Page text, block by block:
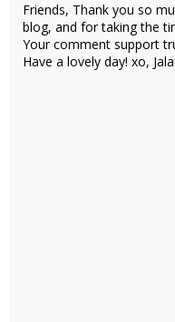
Friends, Thank you so
blog, and for taking the
Your comment support
Have a lovely day! xo,